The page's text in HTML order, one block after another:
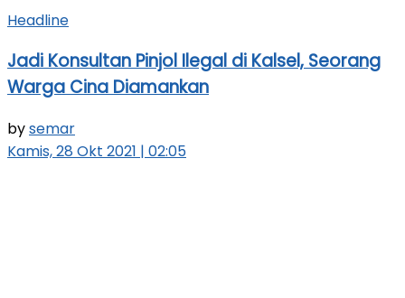
Headline
Jadi Konsultan Pinjol Ilegal di Kalsel, Seorang
Warga Cina Diamankan
bysemar
Kamis, 28 Okt 2021 | 02:05